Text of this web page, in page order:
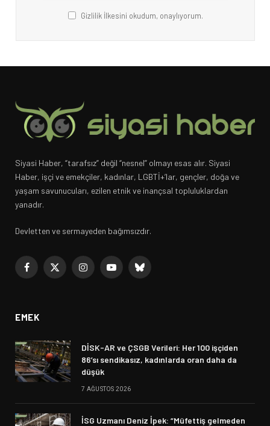
Gizlilik İlkesini okudum, onaylıyorum.
Siyasi Haber, “tarafsız” değil “nesnel” olmayı esas alır. Siyasi
Haber, işçi ve emekçiler, kadınlar, LGBTİ+’lar, gençler, doğa ve
yaşam savunucuları, ezilen etnik ve inançsal topluluklardan
yanadır.
Devletten ve sermayeden bağımsızdır.
Facebook
X
InstagramYouTubeBluesky
EMEK
DİSK-AR ve ÇSGB Verileri: Her 100 işçiden
86’sı sendikasız, kadınlarda oran daha da
düşük
7 AĞUSTOS 2026
İSG Uzmanı Deniz İpek: “Müfettiş gelmeden